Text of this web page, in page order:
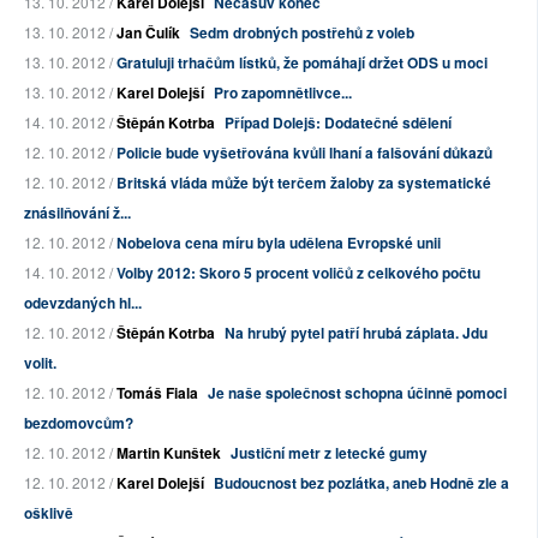
13. 10. 2012 /Jan Čulík Sedm drobných postřehů z voleb
13. 10. 2012 /Gratuluji trhačům lístků, že pomáhají držet ODS u moci
13. 10. 2012 /Karel Dolejší Pro zapomnětlivce...
14. 10. 2012 /Štěpán Kotrba Případ Dolejš: Dodatečné sdělení
12. 10. 2012 /Policie bude vyšetřována kvůli lhaní a falšování důkazů
12. 10. 2012 /Britská vláda může být terčem žaloby za systematické
znásilňování ž...
12. 10. 2012 /Nobelova cena míru byla udělena Evropské unii
14. 10. 2012 /Volby 2012: Skoro 5 procent voličů z celkového počtu
odevzdaných hl...
12. 10. 2012 /Štěpán Kotrba Na hrubý pytel patří hrubá záplata. Jdu
volit.
12. 10. 2012 /Tomáš Fiala Je naše společnost schopna účinně pomoci
bezdomovcům?
12. 10. 2012 /Martin Kunštek Justiční metr z letecké gumy
12. 10. 2012 /Karel Dolejší Budoucnost bez pozlátka, aneb Hodně zle a
ošklivě